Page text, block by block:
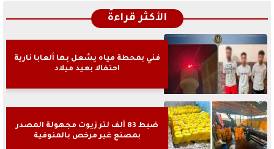
الأكثر قراءةً
فني بمحطة مياه يشعل بها ألعابا نارية
احتفالا بعيد ميلاد
ضبط 83 ألف لتر زيوت مجهولة المصدر
بمصنع غير مرخص بالمنوفية